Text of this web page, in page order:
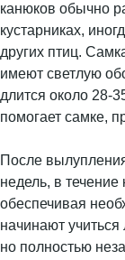
канюков обычно
кустарниках,
других птиц.
имеют светлую
длится около 28-
помогает самке,
После
недель, в течение
обеспечивая
начинают
но полностью